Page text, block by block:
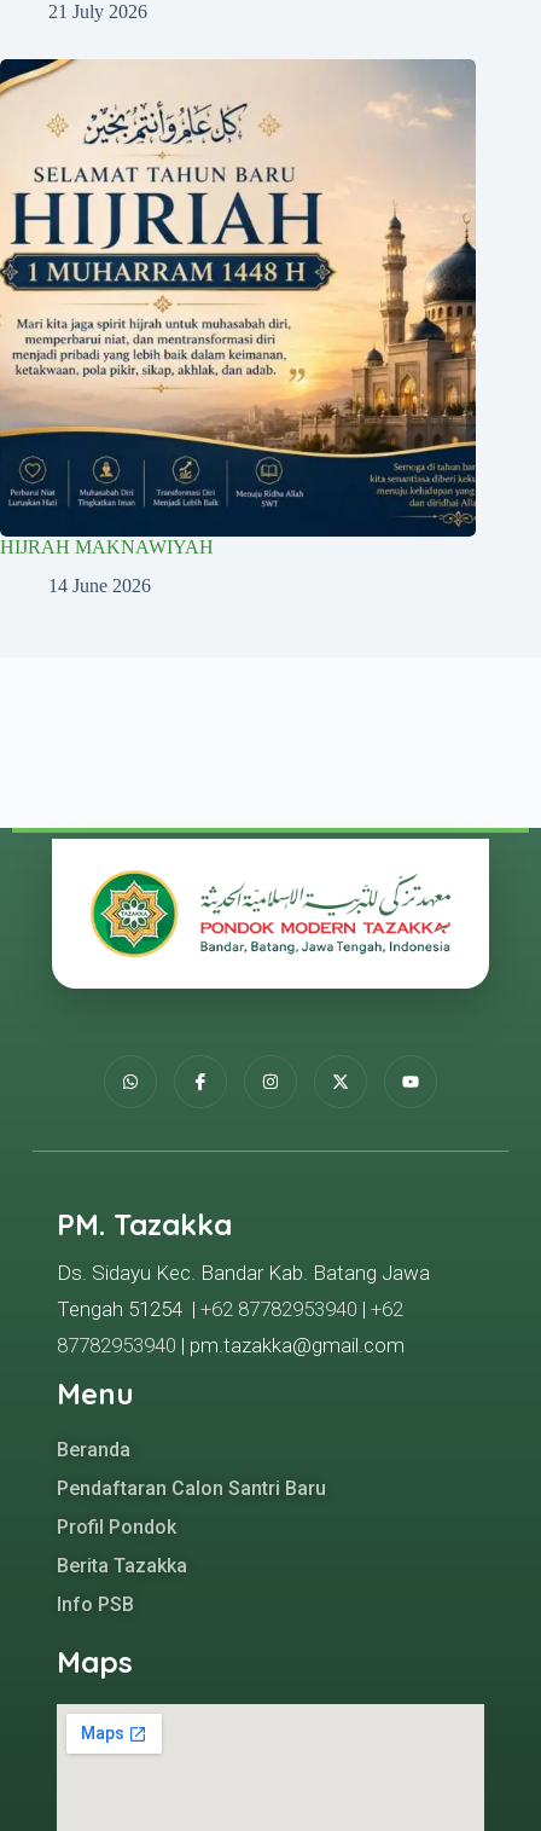
21 July 2026
HIJRAH MAKNAWIYAH
14 June 2026
PM. Tazakka
Ds. Sidayu Kec. Bandar Kab. Batang Jawa
Tengah 51254 | +62 87782953940 | +62
87782953940 | pm.tazakka@gmail.com
Menu
Beranda
Pendaftaran Calon Santri Baru
Profil Pondok
Berita Tazakka
Info PSB
Maps